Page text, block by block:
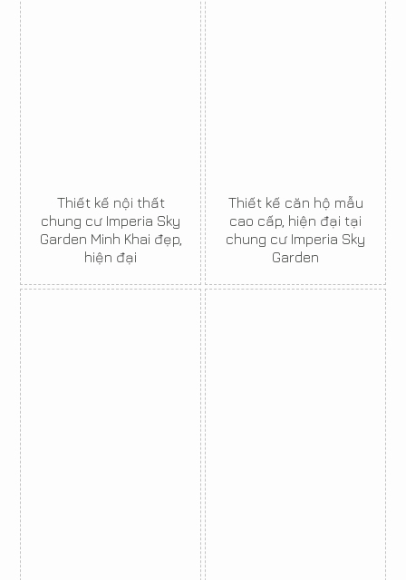
Thiết kế nội thất
chung cư Imperia Sky
Garden Minh Khai đẹp,
hiện đại
Thiết kế căn hộ mẫu
cao cấp, hiện đại tại
chung cư Imperia Sky
Garden